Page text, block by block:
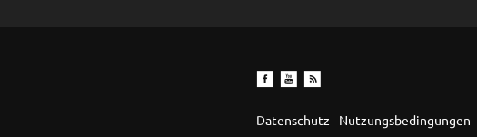
Datenschutz Nutzungsbedingungen